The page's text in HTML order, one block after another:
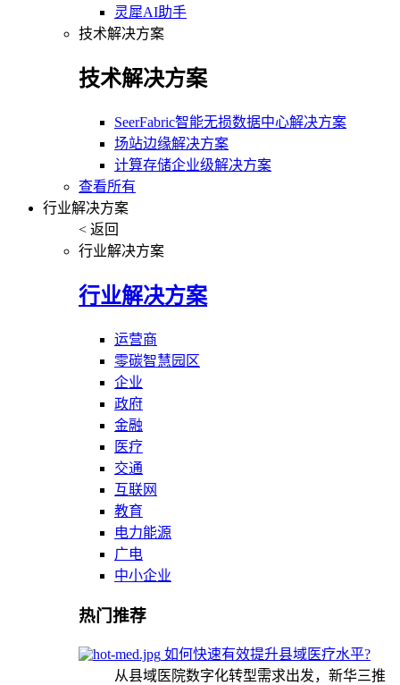
灵犀AI助手
技术解决方案
技术解决方案
SeerFabric智能无损数据中心解决方案
场站边缘解决方案
计算存储企业级解决方案
查看所有
行业解决方案
< 返回
行业解决方案
行业解决方案
运营商
零碳智慧园区
企业
政府
金融
医疗
交通
互联网
教育
电力能源
广电
中小企业
热门推荐
如何快速有效提升县域医疗水平?
从县域医院数字化转型需求出发，新华三推